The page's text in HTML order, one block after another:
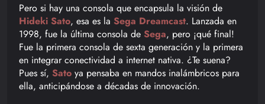
Pero si hay una consola que encapsula la visión de
Hideki Sato, esa es la Sega Dreamcast. Lanzada en
1998, fue la última consola de Sega, pero ¡qué final!
Fue la primera consola de sexta generación y la primera
en integrar conectividad a internet nativa. ¿Te suena?
Pues sí, Sato ya pensaba en mandos inalámbricos para
ella, anticipándose a décadas de innovación.